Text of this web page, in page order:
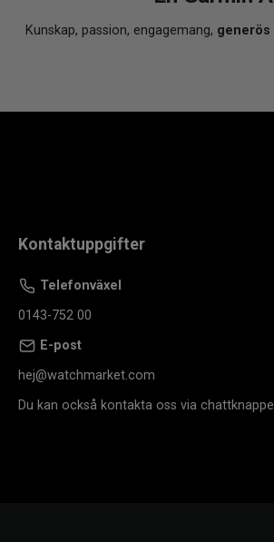
Kunskap, passion, engagemang, generös
Kontaktuppgifter
Telefonväxel
0143-752 00
E-post
hej@watchmarket.com
Du kan också kontakta oss via